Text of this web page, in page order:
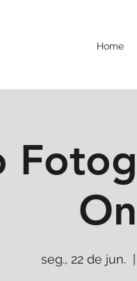
Home
seg., 22 de jun.
  |